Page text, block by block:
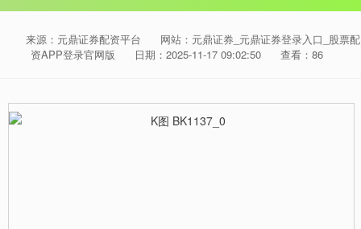
来源：元鼎证券配资平台
网站：元鼎证券_元鼎证券登录入口_股票配
资APP登录官网版
日期：2025-11-17 09:02:50 查看：86